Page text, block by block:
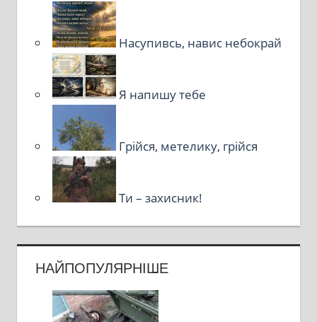
Насупивсь, навис небокрай
Я напишу тебе
Грійся, метелику, грійся
Ти – захисник!
НАЙПОПУЛЯРНІШЕ